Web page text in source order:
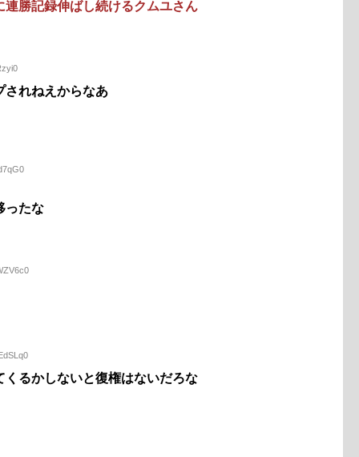
勝記録伸ばし続けるクムユさん
されねえからなあ
ったな
るかしないと復権はないだろな